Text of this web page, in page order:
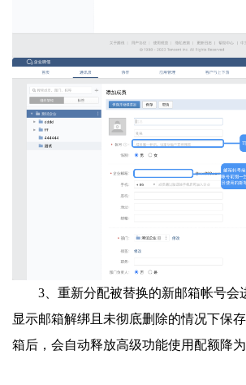
3、重新分配被替换的新邮箱帐号会
显示邮箱解绑且未彻底删除的情况下保
箱后，会自动释放高级功能使用配额降为